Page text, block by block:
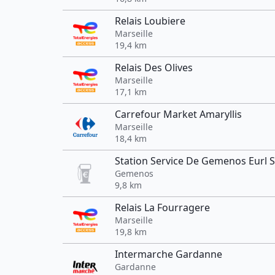
Relais Loubiere
Marseille
19,4 km
Relais Des Olives
Marseille
17,1 km
Carrefour Market Amaryllis
Marseille
18,4 km
Station Service De Gemenos Eurl
Gemenos
9,8 km
Relais La Fourragere
Marseille
19,8 km
Intermarche Gardanne
Gardanne